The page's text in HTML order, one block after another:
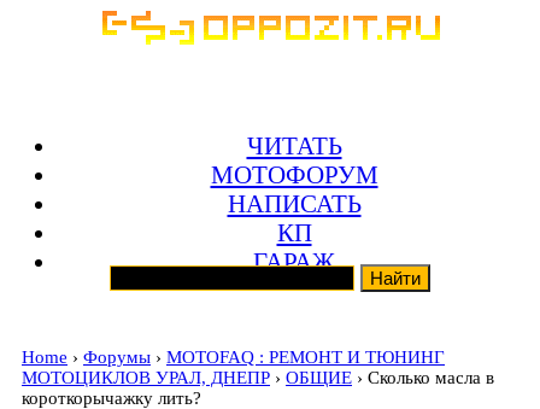
ЧИТАТЬ
МОТОФОРУМ
НАПИСАТЬ
КП
ГАРАЖ
Home › Форумы › MOTOFAQ : РЕМОНТ И ТЮНИНГ
МОТОЦИКЛОВ УРАЛ, ДНЕПР › ОБЩИЕ › Сколько масла в
короткорычажку лить?